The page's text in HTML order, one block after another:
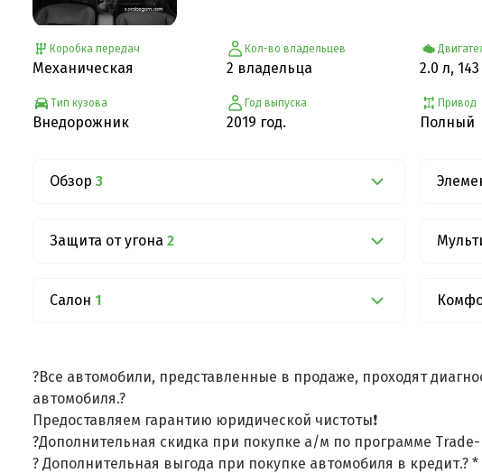
Коробка передач
Механическая
Тип кузова
Внедорожник
Кол-во владельцев
2 владельца
Год выпуска
2019 год.
2.0 л,
Привод
Полный
Обзор 3
Защита от угона 2
Салон 1
?Все автомобили, представленные в продаже, проходят
автомобиля.?
Предоставляем гарантию юридической чистоты❗
?Дополнительная скидка при покупке а/м по программе
? Дополнительная выгода при покупке автомобиля в кредит.? *